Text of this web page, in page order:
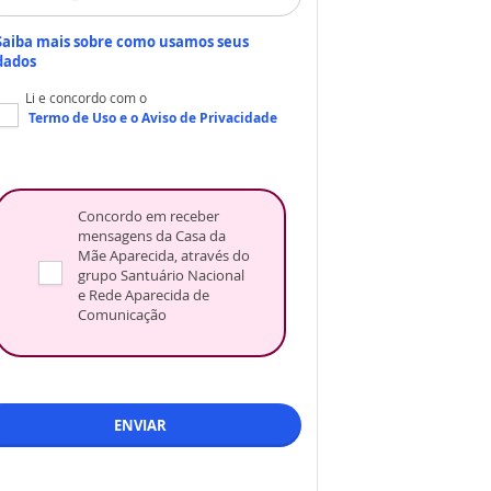
mais sobre como usamos seus
Li e concordo com o
Termo de Usoe oAviso de Privacidade
Concordo em receber
mensagens da Casa da
Mãe Aparecida, através do
grupo Santuário Nacional
e Rede Aparecida de
Comunicação
ENVIAR